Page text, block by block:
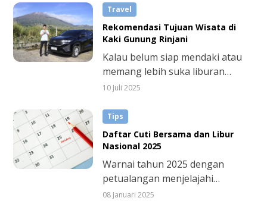
sempurna antara keindahan alam
dan vibe modern kawasan wisata
baru.
Travel
Rekomendasi Tujuan Wisata di
Kaki Gunung Rinjani
Kalau belum siap mendaki atau
memang lebih suka liburan
santai, ada banyak pilihan wisata
dijelajahi. Panoramanya nggak
kalah indah, udaranya tetap
sejuk, dan yang paling penting:
10 Juli 2025
Tips
Daftar Cuti Bersama dan Libur
Nasional 2025
Warnai tahun 2025 dengan
petualangan menjelajahi
berbagai tempat baru dan seru.
08 Januari 2025